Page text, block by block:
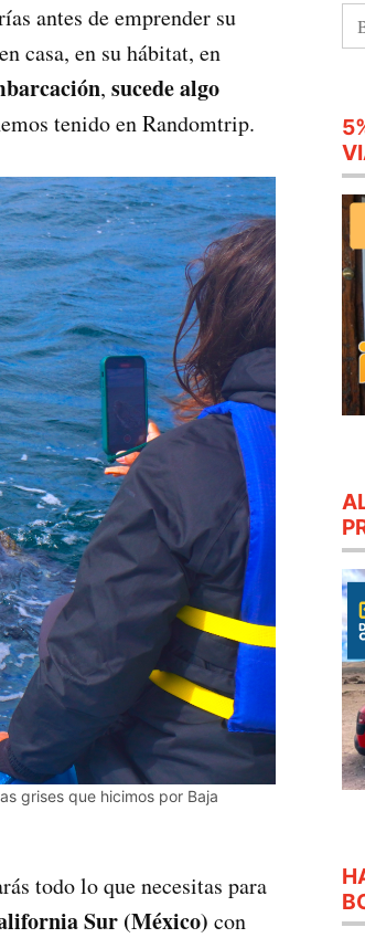
antes de emprender su
en casa, en su hábitat, en
, sucede algo
tenido en Randomtrip.
grises que hicimos por Baja
todo lo que necesitas para
Sur (México) con